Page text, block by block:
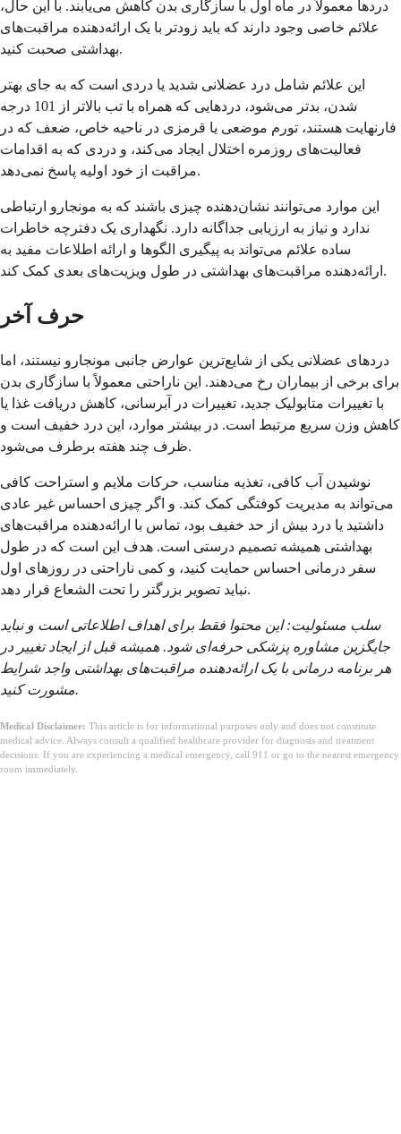
دردها معمولاً در ماه اول با سازگاری بدن کاهش می‌یابند. با این حال،
علائم خاصی وجود دارند که باید زودتر با یک ارائه‌دهنده مراقبت‌های
بهداشتی صحبت کنید.
این علائم شامل درد عضلانی شدید یا دردی است که به جای بهتر
شدن، بدتر می‌شود، دردهایی که همراه با تب بالاتر از 101 درجه
فارنهایت هستند، تورم موضعی یا قرمزی در ناحیه خاص، ضعف که در
فعالیت‌های روزمره اختلال ایجاد می‌کند، و دردی که به اقدامات
مراقبت از خود اولیه پاسخ نمی‌دهد.
این موارد می‌توانند نشان‌دهنده چیزی باشند که به مونجارو ارتباطی
ندارد و نیاز به ارزیابی جداگانه دارد. نگهداری یک دفترچه خاطرات
ساده علائم می‌تواند به پیگیری الگوها و ارائه اطلاعات مفید به
ارائه‌دهنده مراقبت‌های بهداشتی در طول ویزیت‌های بعدی کمک کند.
حرف آخر
دردهای عضلانی یکی از شایع‌ترین عوارض جانبی مونجارو نیستند، اما
برای برخی از بیماران رخ می‌دهند. این ناراحتی معمولاً با سازگاری بدن
با تغییرات متابولیک جدید، تغییرات در آبرسانی، کاهش دریافت غذا یا
کاهش وزن سریع مرتبط است. در بیشتر موارد، این درد خفیف است و
ظرف چند هفته برطرف می‌شود.
نوشیدن آب کافی، تغذیه مناسب، حرکات ملایم و استراحت کافی
می‌تواند به مدیریت کوفتگی کمک کند. و اگر چیزی احساس غیر عادی
داشتید یا درد بیش از حد خفیف بود، تماس با ارائه‌دهنده مراقبت‌های
بهداشتی همیشه تصمیم درستی است. هدف این است که در طول
سفر درمانی احساس حمایت کنید، و کمی ناراحتی در روزهای اول
نباید تصویر بزرگتر را تحت الشعاع قرار دهد.
سلب مسئولیت: این محتوا فقط برای اهداف اطلاعاتی است و نباید
جایگزین مشاوره پزشکی حرفه‌ای شود. همیشه قبل از ایجاد تغییر در
هر برنامه درمانی با یک ارائه‌دهنده مراقبت‌های بهداشتی واجد شرایط
مشورت کنید.
Medical Disclaimer: This article is for informational purposes only and does not constitute
medical advice. Always consult a qualified healthcare provider for diagnosis and treatment
decisions. If you are experiencing a medical emergency, call 911 or go to the nearest emergency
room immediately.